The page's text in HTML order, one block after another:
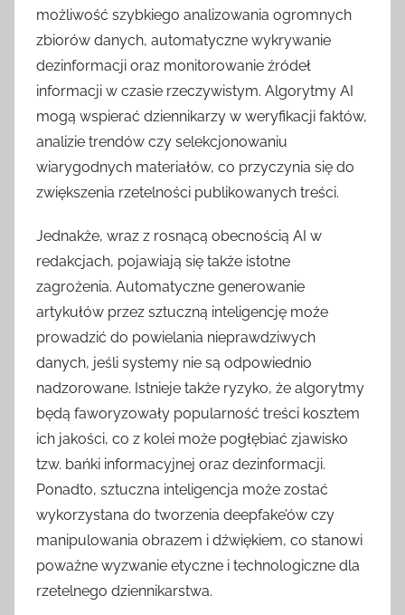
możliwość szybkiego analizowania ogromnych
zbiorów danych, automatyczne wykrywanie
dezinformacji oraz monitorowanie źródeł
informacji w czasie rzeczywistym. Algorytmy AI
mogą wspierać dziennikarzy w weryfikacji faktów,
analizie trendów czy selekcjonowaniu
wiarygodnych materiałów, co przyczynia się do
zwiększenia rzetelności publikowanych treści.
Jednakże, wraz z rosnącą obecnością AI w
redakcjach, pojawiają się także istotne
zagrożenia. Automatyczne generowanie
artykułów przez sztuczną inteligencję może
prowadzić do powielania nieprawdziwych
danych, jeśli systemy nie są odpowiednio
nadzorowane. Istnieje także ryzyko, że algorytmy
będą faworyzowały popularność treści kosztem
ich jakości, co z kolei może pogłębiać zjawisko
tzw. bańki informacyjnej oraz dezinformacji.
Ponadto, sztuczna inteligencja może zostać
wykorzystana do tworzenia deepfake’ów czy
manipulowania obrazem i dźwiękiem, co stanowi
poważne wyzwanie etyczne i technologiczne dla
rzetelnego dziennikarstwa.